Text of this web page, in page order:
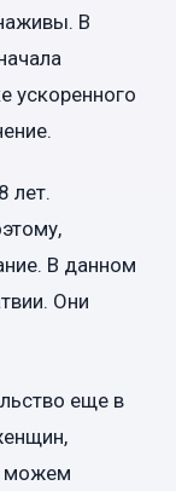
В
ускоренного
лет.
В данном
Они
еще в
можем